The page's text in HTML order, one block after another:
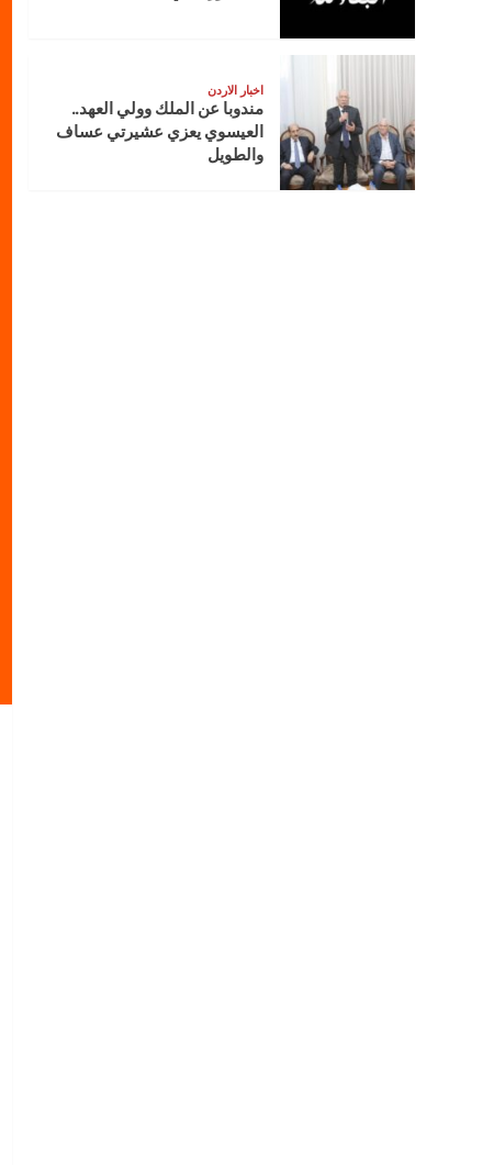
اخبار الاردن
مندوبا عن الملك وولي العهد..
العيسوي يعزي عشيرتي عساف
والطويل